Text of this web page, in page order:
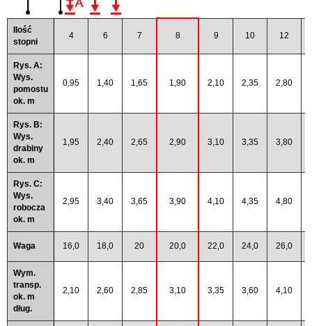
Ilość
stopni
4 6 7 8 9 10 12
Rys. A:
Wys.
pomostu
ok. m
0,95 1,40 1,65 1,90 2,10 2,35 2,80
Rys. B:
Wys.
drabiny
ok. m
1,95 2,40 2,65 2,90 3,10 3,35 3,80
Rys. C:
Wys.
robocza
ok. m
2,95 3,40 3,65 3,90 4,10 4,35 4,80
Waga 16,0 18,0 20 20,0 22,0 24,0 26,0
Wym.
transp.
ok. m
dług.
2,10 2,60 2,85 3,10 3,35 3,60 4,10